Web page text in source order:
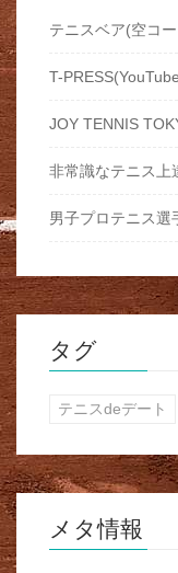
テニスベア(空コ
T-
JOY TENNIS
非常識なテニス上
男子プロテニス選
タグ
テニスdeデート
メタ情報